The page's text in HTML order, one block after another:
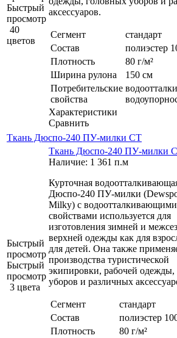
Быстрый
просмотр
40
цветов
аксессуаров.
Сегмент
стандарт
Состав
полиэстер
Плотность
80 г/м²
Ширина рулона
150 см
Потребительские
свойства
Характеристики
Сравнить
Ткань Дюспо-240 ПУ-милки СТ
Быстрый
просмотр
Быстрый
просмотр
3 цвета
Ткань Дюспо-240 ПУ-милки
Наличие: 1 361 п.м
Курточная
Дюспо-240 ПУ-милки
Milky) с водоотталкивающими
свойствами используется для
изготовления зимней и
верхней одежды как для
для детей. Она также
производства туристической
экипировки, рабочей
уборов и различных
Сегмент
стандарт
Состав
полиэстер
Плотность
80 г/м²